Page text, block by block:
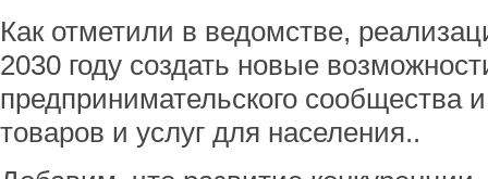
Как отметили в ведомстве,
2030 году создать новые
предпринимательского сообщества
товаров и услуг для населения..